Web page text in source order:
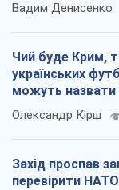
Вадим Денисенко
Чий буде Крим,
українських
можуть
Олександр Кірш
Захід проспав
перевірити